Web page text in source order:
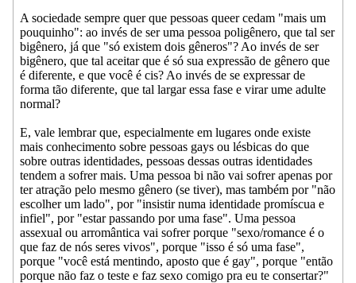
A sociedade sempre quer que pessoas queer cedam "mais um
pouquinho": ao invés de ser uma pessoa poligênero, que tal ser
bigênero, já que "só existem dois gêneros"? Ao invés de ser
bigênero, que tal aceitar que é só sua expressão de gênero que
é diferente, e que você é cis? Ao invés de se expressar de
forma tão diferente, que tal largar essa fase e virar ume adulte
normal?
E, vale lembrar que, especialmente em lugares onde existe
mais conhecimento sobre pessoas gays ou lésbicas do que
sobre outras identidades, pessoas dessas outras identidades
tendem a sofrer mais. Uma pessoa bi não vai sofrer apenas por
ter atração pelo mesmo gênero (se tiver), mas também por "não
escolher um lado", por "insistir numa identidade promíscua e
infiel", por "estar passando por uma fase". Uma pessoa
assexual ou arromântica vai sofrer porque "sexo/romance é o
que faz de nós seres vivos", porque "isso é só uma fase",
porque "você está mentindo, aposto que é gay", porque "então
porque não faz o teste e faz sexo comigo pra eu te consertar?"